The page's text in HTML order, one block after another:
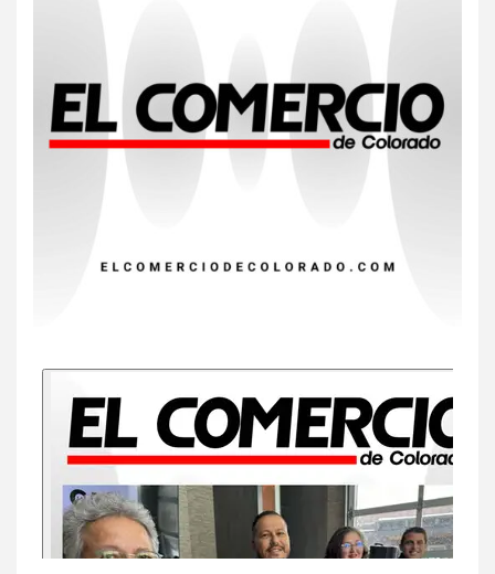
precio
8 • ESTADOS UNIDOS HOGAR Y SALUD
EEUU este año que en 2025
• ESTADOS UNIDOS
HOGAR Y SALUD
NOTICIAS
Van 4,100 casos confirmados
por parásito que causa
diarrea en EEUU